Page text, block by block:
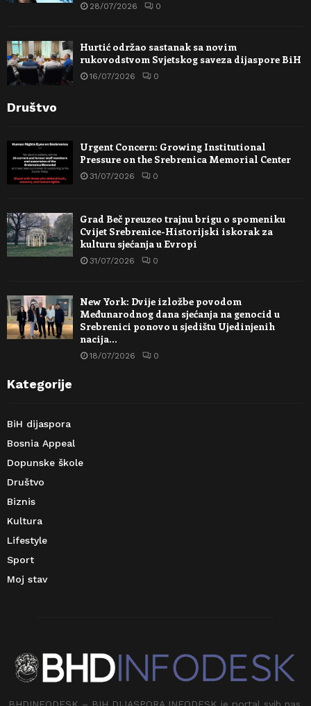
28/07/2026 0
Hurtić održao sastanak sa novim
rukovodstvom Svjetskog saveza dijaspore BiH
16/07/2026 0
Društvo
Urgent Concern: Growing Institutional
Pressure on the Srebrenica Memorial Center
31/07/2026 0
Grad Beč preuzeo trajnu brigu o spomeniku
Cvijet Srebrenice-Historijski iskorak za
kulturu sjećanja u Evropi
31/07/2026 0
New York: Dvije izložbe povodom
Međunarodnog dana sjećanja na genocid u
Srebrenici ponovo u sjedištu Ujedinjenih
nacija…
18/07/2026 0
Kategorije
BiH dijaspora
Bosnia Appeal
Dopunske škole
Društvo
Biznis
Kultura
Lifestyle
Sport
Moj stav